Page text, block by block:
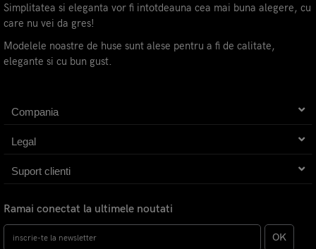
Simplitatea si eleganta vor fi intotdeauna cea mai buna alegere, cu
care nu vei da gres!
Modelele noastre de huse sunt alese pentru a fi de calitate,
elegante si cu bun gust.
Compania
Legal
Suport clienti
Ramai conectat la ultimele noutati
OK